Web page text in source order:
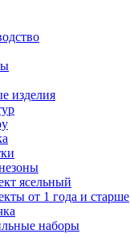
изделия
ясельный
от 1 года и старше
наборы